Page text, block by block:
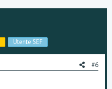
Utente SEF
#6